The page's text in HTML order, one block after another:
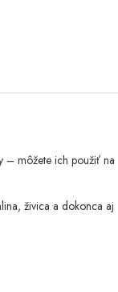
– môžete ich použiť na
živica a dokonca aj